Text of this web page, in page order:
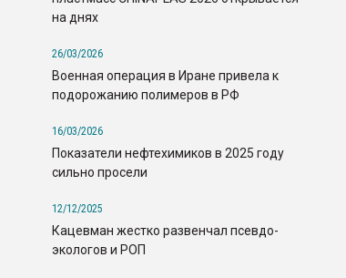
на днях
26/03/2026
Военная операция в Иране привела к
подорожанию полимеров в РФ
16/03/2026
Показатели нефтехимиков в 2025 году
сильно просели
12/12/2025
Кацевман жестко развенчал псевдо-
экологов и РОП